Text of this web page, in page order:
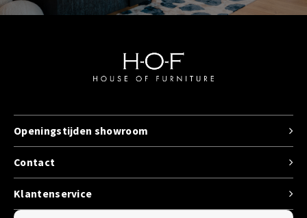
Contact
Openingstijden showroom
Klantenservice